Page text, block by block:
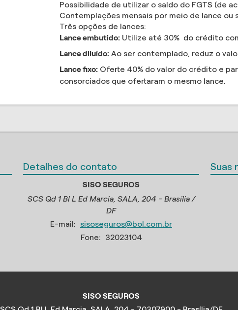
Possibilidade de utilizar o saldo do FGTS (de
Contemplações mensais por meio de lance ou
Três opções de lances:
Lance embutido: Utilize até 30% do crédito
Lance diluído: Ao ser contemplado, reduz o
Lance fixo: Oferte 40% do valor do crédito e
consorciados que ofertaram o mesmo lance.
Detalhes do contato
SISO SEGUROS
SCS Qd 1 Bl L Ed Marcia, SALA, 204 - Brasília /
DF
E-mail:
sisoseguros@bol.com.br
Fone:
32023104
Suas
SISO SEGUROS